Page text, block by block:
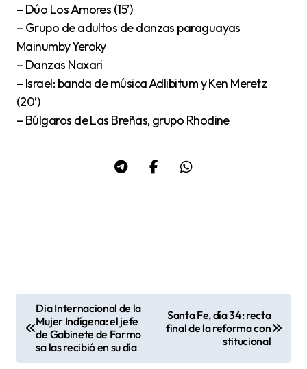
– Dúo Los Amores (15’)
– Grupo de adultos de danzas paraguayas
Mainumby Yeroky
– Danzas Naxari
– Israel: banda de música Adlibitum y Ken Meretz
(20’)
– Búlgaros de Las Breñas, grupo Rhodine
v
Dia Internacional de la
Mujer Indígena: el jefe
de Gabinete de Formo
sa las recibió en su día
Santa Fe, día 34: recta
final de la reforma con
stitucional